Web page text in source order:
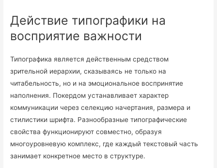
Действие типографики на
восприятие важности
Типографика является действенным средством
зрительной иерархии, сказываясь не только на
читабельность, но и на эмоциональное воспринятие
наполнения. Покердом устанавливает характер
коммуникации через селекцию начертания, размера и
стилистики шрифта. Разнообразные типографические
свойства функционируют совместно, образуя
многоуровневую комплекс, где каждый текстовый часть
занимает конкретное место в структуре.